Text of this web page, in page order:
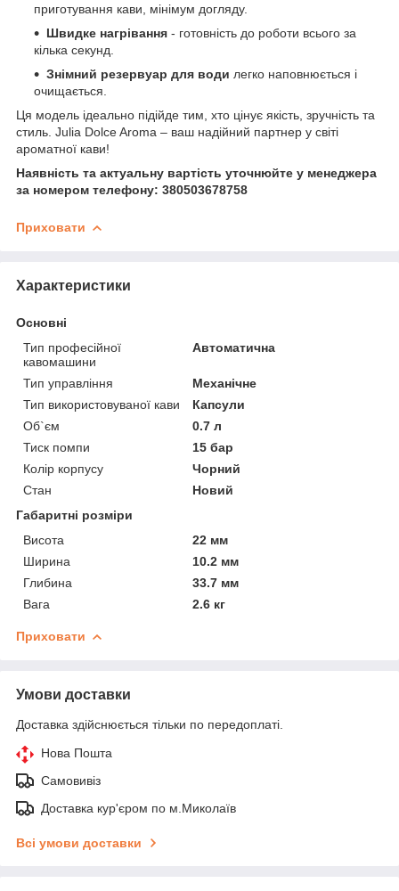
приготування кави, мінімум догляду.
Швидке нагрівання - готовність до роботи всього за
кілька секунд.
Знімний резервуар для води легко наповнюється і
очищається.
Ця модель ідеально підійде тим, хто цінує якість, зручність та
стиль. Julia Dolce Aroma – ваш надійний партнер у світі
ароматної кави!
Наявність та актуальну вартість уточнюйте у менеджера
за номером телефону: 380503678758
Приховати
Характеристики
Основні
Тип професійної
кавомашини
Автоматична
Тип управління
Механічне
Тип використовуваної кави
Капсули
Об`єм
0.7 л
Тиск помпи
15 бар
Колір корпусу
Чорний
Стан
Новий
Габаритні розміри
Висота
22 мм
Ширина
10.2 мм
Глибина
33.7 мм
Вага
2.6 кг
Приховати
Умови доставки
Доставка здійснюється тільки по передоплаті.
Нова Пошта
Самовивіз
Доставка кур'єром по м.Миколаїв
Всі умови доставки